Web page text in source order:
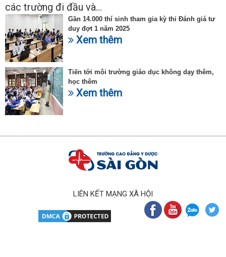
các trường đi đầu và...
Gần 14.000 thí sinh tham gia kỳ thi Đánh giá tư
duy đợt 1 năm 2025
Xem thêm
Tiến tới môi trường giáo dục không dạy thêm,
học thêm
Xem thêm
LIÊN KẾT MẠNG XÃ HỘI